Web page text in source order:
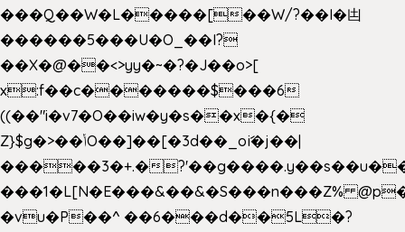
���Q��W�L�����[��W/?��I�凷
������5���U�O_��I?
��X�@��<>yy�~�?�J��o>[
x:f��c�������$���6
((��"i�v7�O��iw�y�s��x�{�
Z}$g�>��ݳO��]��[�3d��_oަi�j��|
�����3�+.�
���1�L[N�E���&��&�S���n���Z%
�vu�P��^ ��6���d��5L�?